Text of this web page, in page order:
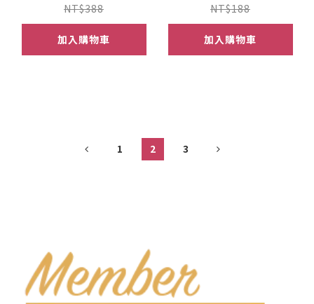
NT$388
加入購物車
NT$188
加入購物車
1 2 3